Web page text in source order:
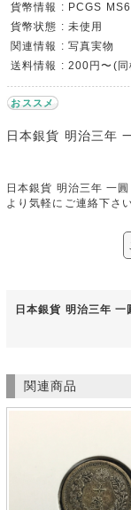
貨幣情報 : PCGS
貨幣状態 : 未使用
関連情報 : 写真実物
送料情報 : 200円〜(同
おススメ
日本銀貨 明治三年
日本銀貨 明治三年 一
より気軽にご連絡下さい
日本銀貨 明治三年
関連商品